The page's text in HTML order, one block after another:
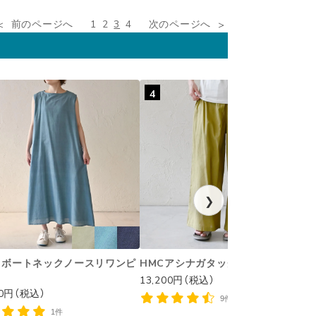
前のページへ 1 2 3 4 次のページへ
ートネックノースリワンピ
（税込）
1件
4
HMCアシナガタックパンツ
13,200円（税込）
9件
❯